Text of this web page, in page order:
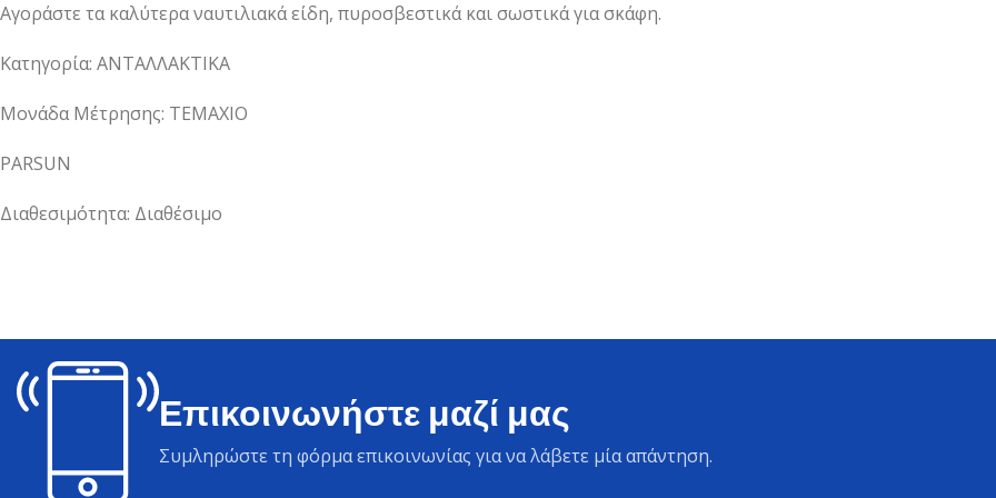
Αγοράστε τα καλύτερα ναυτιλιακά είδη, πυροσβεστικά και σωστικά για σκάφη.
Κατηγορία: ΑΝΤΑΛΛΑΚΤΙΚΑ
Μονάδα Μέτρησης: ΤΕΜΑΧΙΟ
PARSUN
Διαθεσιμότητα: Διαθέσιμο
Επικοινωνήστε μαζί μας
Συμληρώστε τη φόρμα επικοινωνίας για να λάβετε μία απάντηση.